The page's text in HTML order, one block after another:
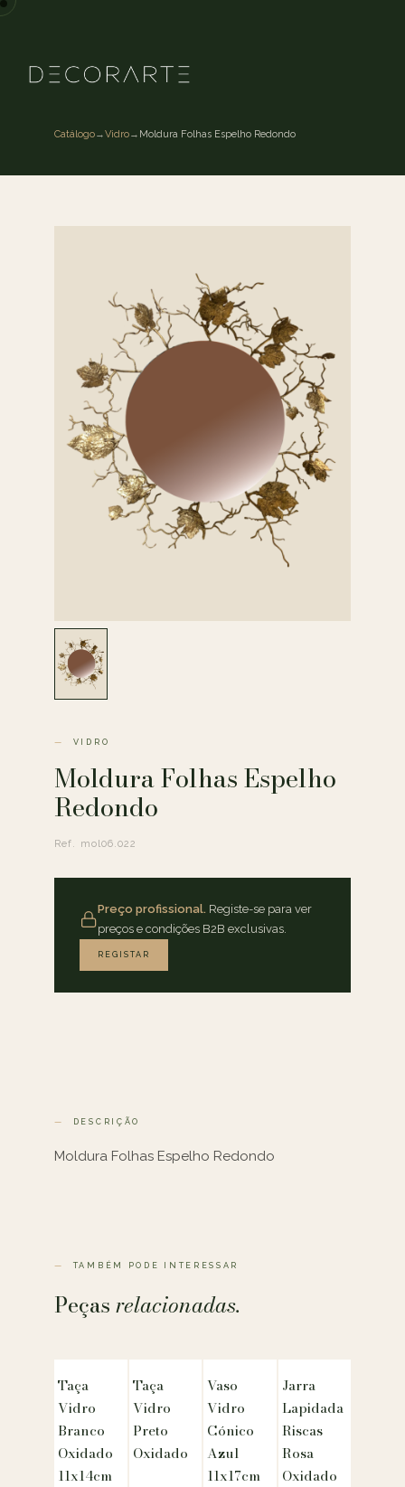
Catálogo→Vidro→ Moldura Folhas Espelho Redondo
VIDRO
Moldura Folhas Espelho
Redondo
Ref. mol06.022
Preço profissional. Registe-se para ver
preços e condições B2B exclusivas.
REGISTAR
DESCRIÇÃO
Moldura Folhas Espelho Redondo
TAMBÉM PODE INTERESSAR
Peçasrelacionadas.
Taça
Vidro
Branco
Oxidado
11x14cm
Taça
Vidro
Preto
Oxidado
Vaso
Vidro
Cónico
Azul
11x17cm
Jarra
Lapidada
Riscas
Rosa
Oxidado